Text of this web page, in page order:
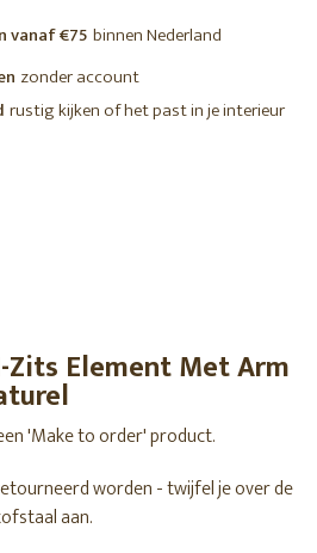
vanaf €75 binnen Nederland
zonder account
rustig kijken of het past in je interieur
Zits Element Met Arm
'Make to order' product.
worden - twijfel je over de
aan.